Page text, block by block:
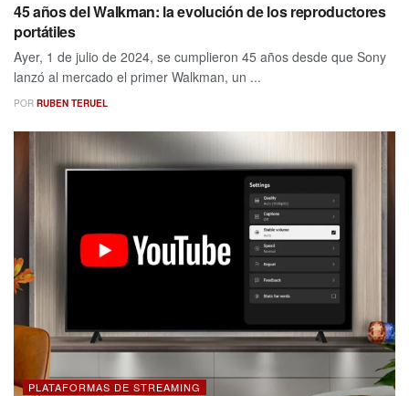
45 años del Walkman: la evolución de los reproductores
portátiles
Ayer, 1 de julio de 2024, se cumplieron 45 años desde que Sony
lanzó al mercado el primer Walkman, un ...
POR RUBEN TERUEL
PLATAFORMAS DE STREAMING